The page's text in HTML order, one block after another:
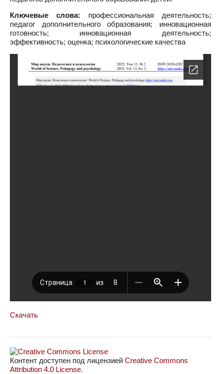
Ключевые слова: профессиональная деятельность;
педагог дополнительного образования; инновационная
готовность; инновационная деятельность;
эффективность; оценка; психологические качества
Скачать
Контент доступен под лицензией Creative Commons
Attribution 4.0 License.